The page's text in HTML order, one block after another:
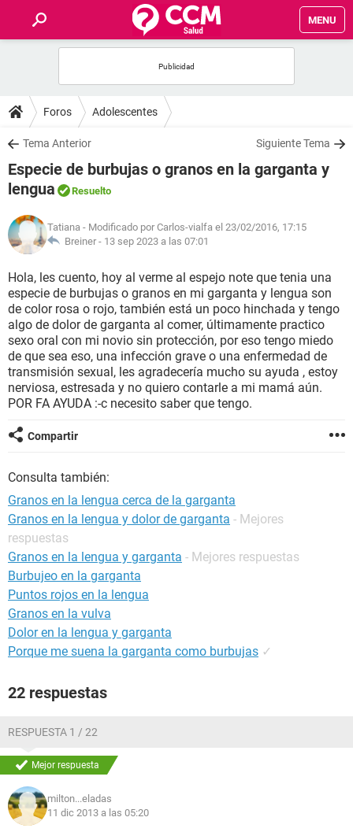
MENU
FOROS
SALUD
FAMILIA
NUTRICIÓN
SEXUALIDAD
GLOSARIO
Foros Adolescentes
Tema Anterior Siguiente Tema
Especie de burbujas o granos en la garganta y
lengua
Resuelto
Tatiana - Modificado por Carlos-vialfa el 23/02/2016, 17:15
Breiner - 13 sep 2023 a las 07:01
Hola, les cuento, hoy al verme al espejo note que tenia una
especie de burbujas o granos en mi garganta y lengua son
de color rosa o rojo, también está un poco hinchada y tengo
algo de dolor de garganta al comer, últimamente practico
sexo oral con mi novio sin protección, por eso tengo miedo
de que sea eso, una infección grave o una enfermedad de
transmisión sexual, les agradecería mucho su ayuda , estoy
nerviosa, estresada y no quiero contarle a mi mamá aún.
POR FA AYUDA :-c necesito saber que tengo.
Compartir
Consulta también:
Granos en la lengua cerca de la garganta
Granos en la lengua y dolor de garganta - Mejores
respuestas
Granos en la lengua y garganta - Mejores respuestas
Burbujeo en la garganta
Puntos rojos en la lengua
Granos en la vulva
Dolor en la lengua y garganta
Porque me suena la garganta como burbujas ✓
22 respuestas
RESPUESTA 1 / 22
Mejor respuesta
milton...eladas
11 dic 2013 a las 05:20